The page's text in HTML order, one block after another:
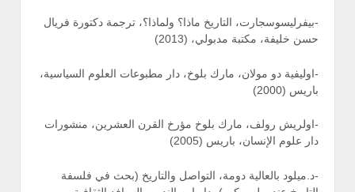
-بيفرليسوسجارت، التاريخ ماذا؟ ولماذا؟، ترجمة دكتورة فريال
حسن خليفة، مكتبة مدبولي، (2013)
-اوليفية دو مولان، مارك بلوخ، دار مطبوعات العلوم السياسية،
باريس (2000)
-اولريش رولف، مارك بلوخ مؤرخ القرن العشرين، منشورات
دار علوم الإنسان، باريس (2005)
-د.ميلود بالعالية دومة، التواصل والتاريخ (بحث في فلسفة